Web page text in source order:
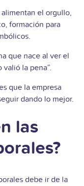
alimentan el orgullo,
formación para
que nace al ver el
la pena”.
que la empresa
dando lo mejor.
las
debe ir de la